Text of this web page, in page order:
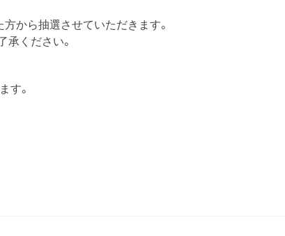
から抽選させていただきます。
ください。
す。